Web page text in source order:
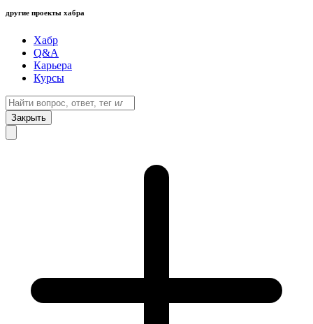
другие проекты хабра
Хабр
Q&A
Карьера
Курсы
Закрыть